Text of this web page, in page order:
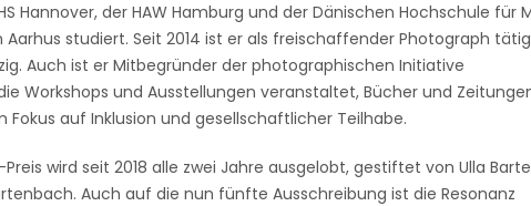
Hannover, der HAW Hamburg und der Dänischen Hochschule für
Aarhus studiert. Seit 2014 ist er als freischaffender Photograph
Auch ist er Mitbegründer der photographischen Initiative
Workshops und Ausstellungen veranstaltet, Bücher und
auf Inklusion und gesellschaftlicher Teilhabe.
wird seit 2018 alle zwei Jahre ausgelobt, gestiftet von Ulla
Auch auf die nun fünfte Ausschreibung ist die Resonanz